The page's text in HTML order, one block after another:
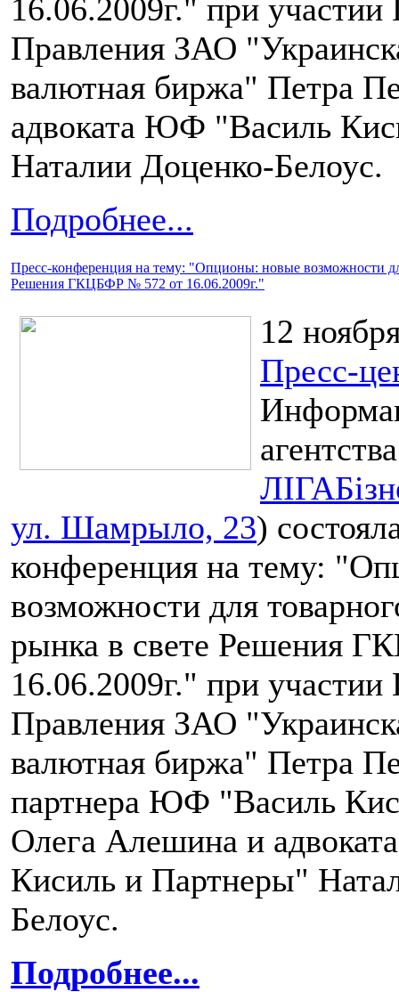
16.06.2009г." при участии
Правления ЗАО
валютная биржа" Петра
адвоката ЮФ "Василь
Наталии Доценко-Белоус.
Подробнее...
Пресс-конференция на тему: "Опционы: новые возможности
Решения ГКЦБФР № 572 от 16.06.2009г."
12
Пресс-
агентства
ЛІГА
ул. Шамрыло, 23)
конференция на тему:
возможности для
рынка в свете Решения
16.06.2009г." при участии
Правления ЗАО
валютная биржа" Петра
партнера ЮФ "Василь
Олега Алешина и
Кисиль и Партнеры"
Белоус.
Подробнее...